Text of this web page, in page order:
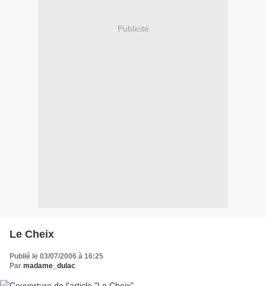
Publicité
Le Cheix
Publié le 03/07/2006 à 16:25
Par madame_dulac